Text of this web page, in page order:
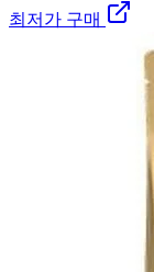
최저가 구매